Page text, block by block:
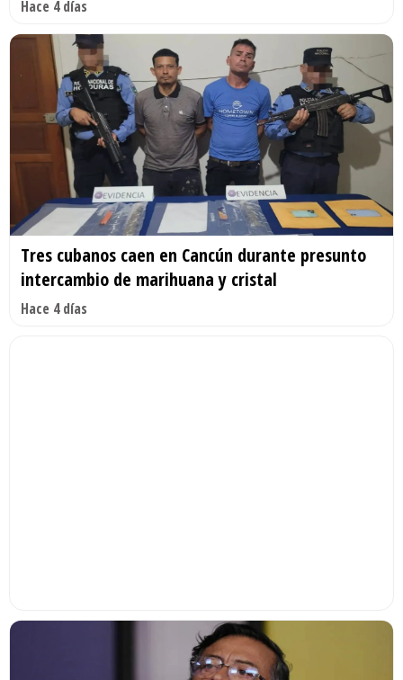
Hace 4 días
Tres cubanos caen en Cancún durante presunto
intercambio de marihuana y cristal
Hace 4 días